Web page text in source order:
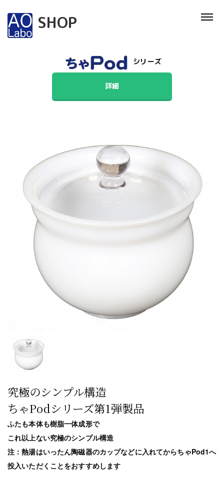
SHOP
シリーズ
詳細
究極のシンプル構造
ちゃPodシリーズ第1弾製品
ふたも本体も樹脂一体成形で
これ以上ない究極のシンプル構造
注：熱湯はいったん陶磁器のカップなどに入れてからちゃPod1へ
投入いただくことをおすすめします